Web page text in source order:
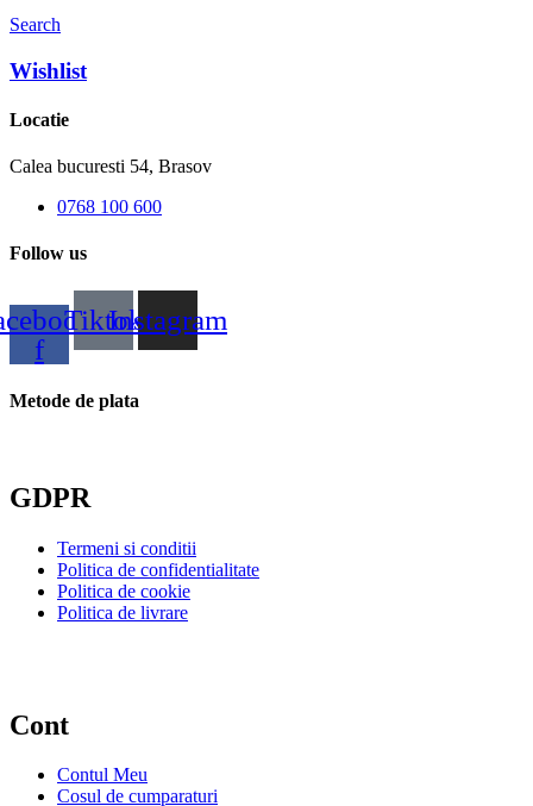
Search
Wishlist
Locatie
Calea bucuresti 54, Brasov
0768 100 600
Follow us
f
TiktokInstagram
Metode de plata
GDPR
Termeni si conditii
Politica de confidentialitate
Politica de cookie
Politica de livrare
Cont
Contul Meu
Cosul de cumparaturi